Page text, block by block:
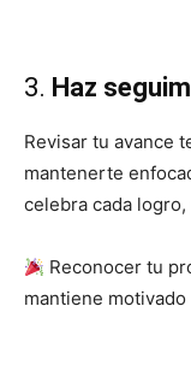
3. Haz
Revisar tu avance
mantenerte
celebra cada
Reconocer tu
mantiene motivado